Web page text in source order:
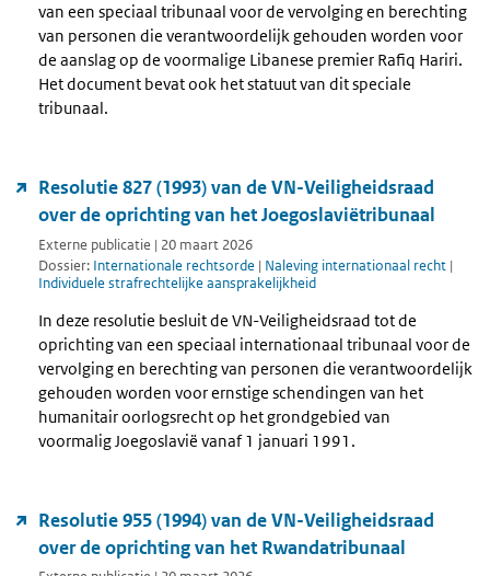
van een speciaal tribunaal voor de vervolging en berechting
van personen die verantwoordelijk gehouden worden voor
de aanslag op de voormalige Libanese premier Rafiq Hariri.
Het document bevat ook het statuut van dit speciale
tribunaal.
Resolutie 827 (1993) van de VN-Veiligheidsraad
over de oprichting van het Joegoslaviëtribunaal
Externe publicatie | 20 maart 2026
Dossier: Internationale rechtsorde | Naleving internationaal recht |
Individuele strafrechtelijke aansprakelijkheid
In deze resolutie besluit de VN-Veiligheidsraad tot de
oprichting van een speciaal internationaal tribunaal voor de
vervolging en berechting van personen die verantwoordelijk
gehouden worden voor ernstige schendingen van het
humanitair oorlogsrecht op het grondgebied van
voormalig Joegoslavië vanaf 1 januari 1991.
Resolutie 955 (1994) van de VN-Veiligheidsraad
over de oprichting van het Rwandatribunaal